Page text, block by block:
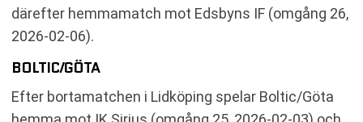
därefter hemmamatch mot Edsbyns IF (omgång 26,
2026-02-06).
BOLTIC/GÖTA
Efter bortamatchen i Lidköping spelar Boltic/Göta